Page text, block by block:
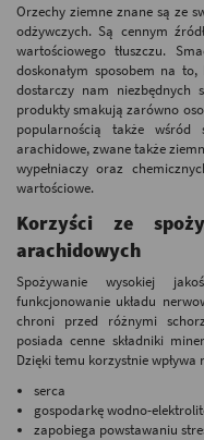
Orzechy ziemne znane są ze
odżywczych. Są cennym
wartościowego tłuszczu.
doskonałym sposobem na
dostarczy nam niezbędnych
produkty smakują zarówno
popularnością także wśród
arachidowe, zwane także
wypełniaczy oraz
wartościowe.
Korzyści ze
arachidowych
Spożywanie wysokiej
funkcjonowanie układu
chroni przed różnymi
posiada cenne składniki
Dzięki temu korzystnie wpływa
serca
gospodarkę wodno-
zapobiega powstawaniu